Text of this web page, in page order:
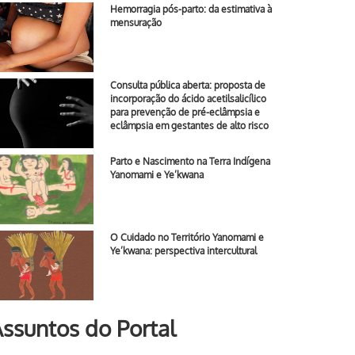
Hemorragia pós-parto: da estimativa à
mensuração
Consulta pública aberta: proposta de
incorporação do ácido acetilsalicílico
para prevenção de pré-eclâmpsia e
eclâmpsia em gestantes de alto risco
Parto e Nascimento na Terra Indígena
Yanomami e Ye’kwana
O Cuidado no Território Yanomami e
Ye’kwana: perspectiva intercultural
do Portal